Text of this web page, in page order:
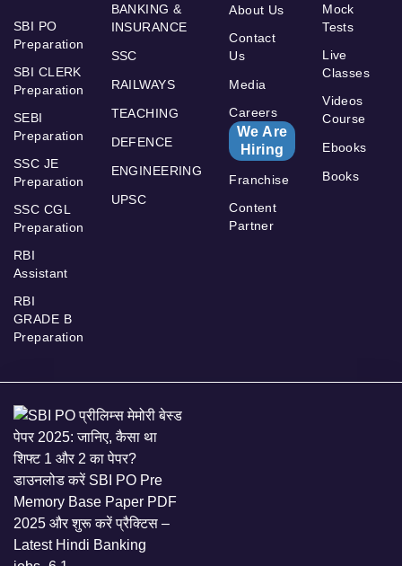
SBI PO
Preparation
SBI CLERK
Preparation
SEBI
Preparation
SSC JE
Preparation
SSC CGL
Preparation
RBI
Assistant
RBI
GRADE B
Preparation
BANKING &
INSURANCE
SSC
RAILWAYS
TEACHING
DEFENCE
ENGINEERING
UPSC
About Us
Contact
Us
Media
Careers
We Are
Hiring
Franchise
Content
Partner
Mock
Tests
Live
Classes
Videos
Course
Ebooks
Books